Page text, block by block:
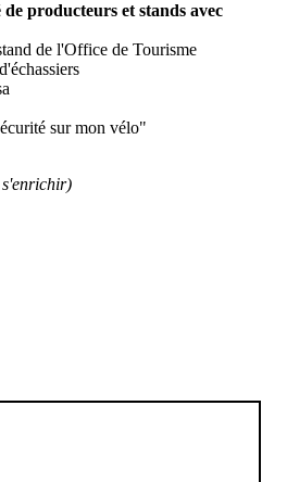
producteurs et stands avec
de l'Office de Tourisme
sur mon vélo"
s'enrichir)